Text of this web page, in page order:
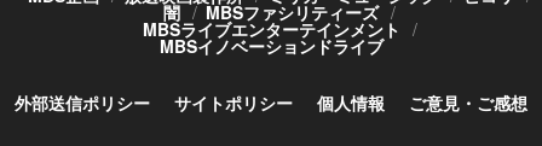
闇 MBSファシリティーズ
MBSライブエンターテインメント
MBSイノベーションドライブ
外部送信ポリシー サイトポリシー 個人情報 ご意見・ご感想